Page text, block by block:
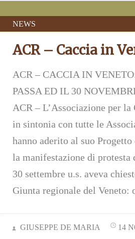
NEWS
ACR – Caccia in
ACR – CACCIA IN
PASSA ED IL 30
ACR – L’Associazione per
in sintonia con tutte le
hanno aderito al suo
la manifestazione di protesta
30 settembre u.s. aveva
Giunta regionale del
GIUSEPPE DE MARIA 14